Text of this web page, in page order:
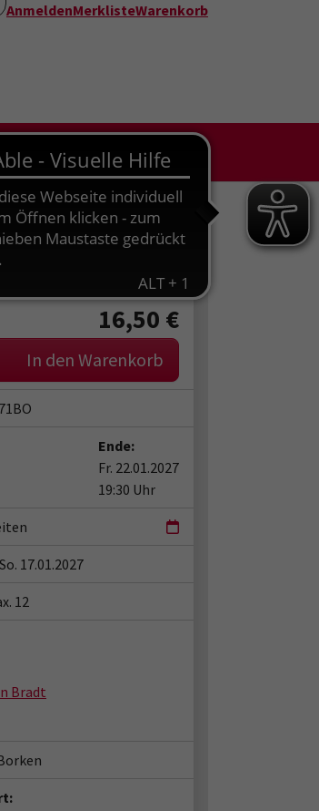
AnmeldenMerklisteWarenkorb
Borkens + Online
16,50 €
In den Warenkorb
Ende:
Fr. 22.01.2027
19:30 Uhr
So. 17.01.2027
12
Bradt